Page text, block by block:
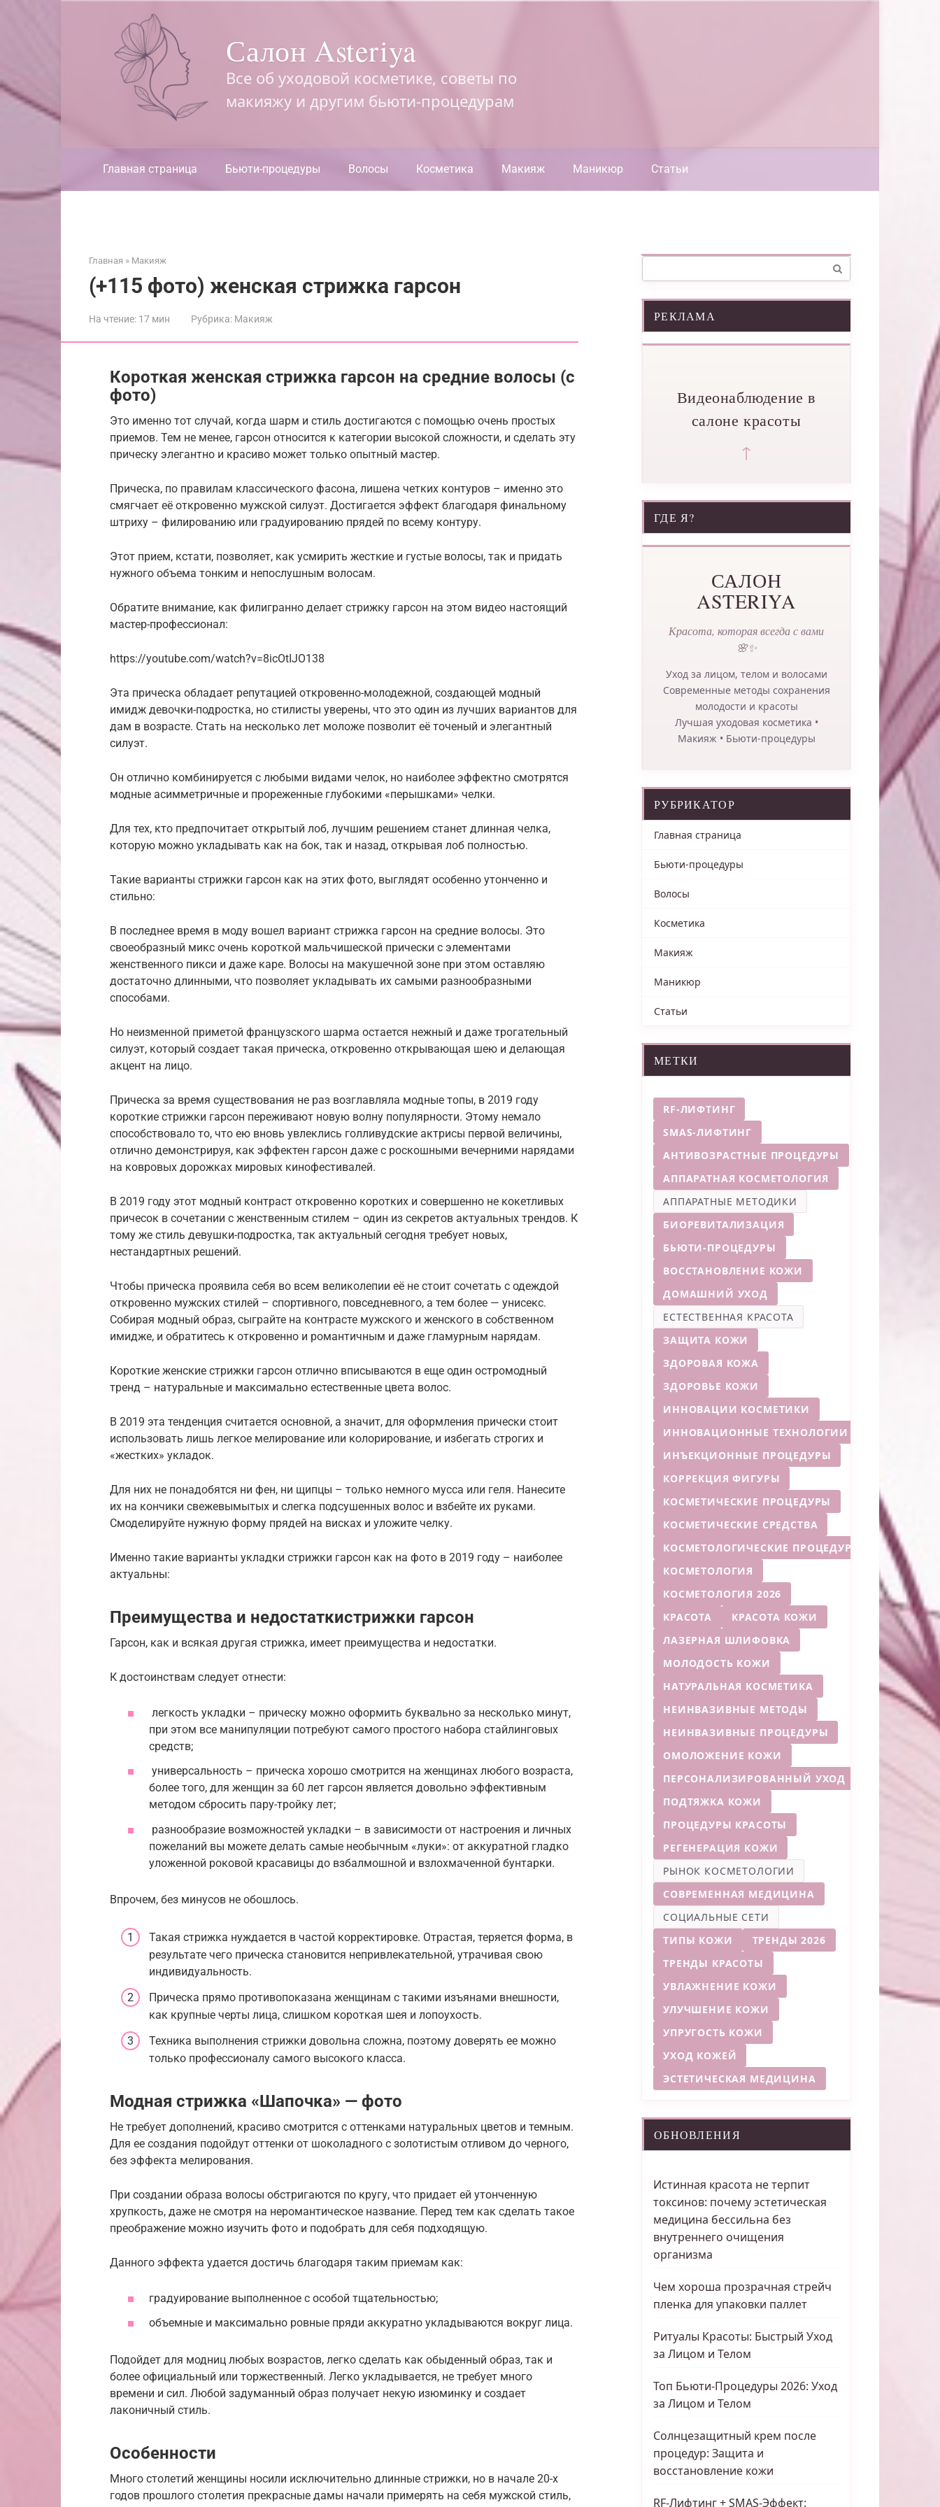
Салон Asteriya
Все об уходовой косметике, советы по
макияжу и другим бьюти-процедурам
Главная страница Бьюти-процедуры Волосы Косметика Макияж Маникюр Статьи
Главная » Макияж
(+115 фото) женская стрижка гарсон
На чтение: 17 мин Рубрика: Макияж
Короткая женская стрижка гарсон на средние волосы (с
фото)
Это именно тот случай, когда шарм и стиль достигаются с помощью очень простых
приемов. Тем не менее, гарсон относится к категории высокой сложности, и сделать эту
прическу элегантно и красиво может только опытный мастер.
Прическа, по правилам классического фасона, лишена четких контуров – именно это
смягчает её откровенно мужской силуэт. Достигается эффект благодаря финальному
штриху – филированию или градуированию прядей по всему контуру.
Этот прием, кстати, позволяет, как усмирить жесткие и густые волосы, так и придать
нужного объема тонким и непослушным волосам.
Обратите внимание, как филигранно делает стрижку гарсон на этом видео настоящий
мастер-профессионал:
https://youtube.com/watch?v=8icOtIJO138
Эта прическа обладает репутацией откровенно-молодежной, создающей модный
имидж девочки-подростка, но стилисты уверены, что это один из лучших вариантов для
дам в возрасте. Стать на несколько лет моложе позволит её точеный и элегантный
силуэт.
Он отлично комбинируется с любыми видами челок, но наиболее эффектно смотрятся
модные асимметричные и прореженные глубокими «перышками» челки.
Для тех, кто предпочитает открытый лоб, лучшим решением станет длинная челка,
которую можно укладывать как на бок, так и назад, открывая лоб полностью.
Такие варианты стрижки гарсон как на этих фото, выглядят особенно утонченно и
стильно:
В последнее время в моду вошел вариант стрижка гарсон на средние волосы. Это
своеобразный микс очень короткой мальчишеской прически с элементами
женственного пикси и даже каре. Волосы на макушечной зоне при этом оставляю
достаточно длинными, что позволяет укладывать их самыми разнообразными
способами.
Но неизменной приметой французского шарма остается нежный и даже трогательный
силуэт, который создает такая прическа, откровенно открывающая шею и делающая
акцент на лицо.
Прическа за время существования не раз возглавляла модные топы, в 2019 году
короткие стрижки гарсон переживают новую волну популярности. Этому немало
способствовало то, что ею вновь увлеклись голливудские актрисы первой величины,
отлично демонстрируя, как эффектен гарсон даже с роскошными вечерними нарядами
на ковровых дорожках мировых кинофестивалей.
В 2019 году этот модный контраст откровенно коротких и совершенно не кокетливых
причесок в сочетании с женственным стилем – один из секретов актуальных трендов. К
тому же стиль девушки-подростка, так актуальный сегодня требует новых,
нестандартных решений.
Чтобы прическа проявила себя во всем великолепии её не стоит сочетать с одеждой
откровенно мужских стилей – спортивного, повседневного, а тем более — унисекс.
Собирая модный образ, сыграйте на контрасте мужского и женского в собственном
имидже, и обратитесь к откровенно и романтичным и даже гламурным нарядам.
Короткие женские стрижки гарсон отлично вписываются в еще один остромодный
тренд – натуральные и максимально естественные цвета волос.
В 2019 эта тенденция считается основной, а значит, для оформления прически стоит
использовать лишь легкое мелирование или колорирование, и избегать строгих и
«жестких» укладок.
Для них не понадобятся ни фен, ни щипцы – только немного мусса или геля. Нанесите
их на кончики свежевымытых и слегка подсушенных волос и взбейте их руками.
Смоделируйте нужную форму прядей на висках и уложите челку.
Именно такие варианты укладки стрижки гарсон как на фото в 2019 году – наиболее
актуальны:
Преимущества и недостаткистрижки гарсон
Гарсон, как и всякая другая стрижка, имеет преимущества и недостатки.
К достоинствам следует отнести:
легкость укладки – прическу можно оформить буквально за несколько минут,
при этом все манипуляции потребуют самого простого набора стайлинговых
средств;
универсальность – прическа хорошо смотрится на женщинах любого возраста,
более того, для женщин за 60 лет гарсон является довольно эффективным
методом сбросить пару-тройку лет;
разнообразие возможностей укладки – в зависимости от настроения и личных
пожеланий вы можете делать самые необычным «луки»: от аккуратной гладко
уложенной роковой красавицы до взбалмошной и взлохмаченной бунтарки.
Впрочем, без минусов не обошлось.
Такая стрижка нуждается в частой корректировке. Отрастая, теряется форма, в
результате чего прическа становится непривлекательной, утрачивая свою
индивидуальность.
Прическа прямо противопоказана женщинам с такими изъянами внешности,
как крупные черты лица, слишком короткая шея и лопоухость.
Техника выполнения стрижки довольна сложна, поэтому доверять ее можно
только профессионалу самого высокого класса.
Модная стрижка «Шапочка» — фото
Не требует дополнений, красиво смотрится с оттенками натуральных цветов и темным.
Для ее создания подойдут оттенки от шоколадного с золотистым отливом до черного,
без эффекта мелирования.
При создании образа волосы обстригаются по кругу, что придает ей утонченную
хрупкость, даже не смотря на неромантическое название. Перед тем как сделать такое
преображение можно изучить фото и подобрать для себя подходящую.
Данного эффекта удается достичь благодаря таким приемам как:
градуирование выполненное с особой тщательностью;
объемные и максимально ровные пряди аккуратно укладываются вокруг лица.
Подойдет для модниц любых возрастов, легко сделать как обыденный образ, так и
более официальный или торжественный. Легко укладывается, не требует много
времени и сил. Любой задуманный образ получает некую изюминку и создает
лаконичный стиль.
Особенности
Много столетий женщины носили исключительно длинные стрижки, но в начале 20-х
годов прошлого столетия прекрасные дамы начали примерять на себя мужской стиль,
РЕКЛАМА
Видеонаблюдение в
салоне красоты
↑
ГДЕ Я?
САЛОН
ASTERIYA
Красота, которая всегда с вами
🌸✨
Уход за лицом, телом и волосами
Современные методы сохранения
молодости и красоты
Лучшая уходовая косметика •
Макияж • Бьюти-процедуры
РУБРИКАТОР
Главная страница
Бьюти-процедуры
Волосы
Косметика
Макияж
Маникюр
Статьи
МЕТКИ
RF-ЛИФТИНГ
SMAS-ЛИФТИНГ
АНТИВОЗРАСТНЫЕ ПРОЦЕДУРЫ
АППАРАТНАЯ КОСМЕТОЛОГИЯ
АППАРАТНЫЕ МЕТОДИКИ
БИОРЕВИТАЛИЗАЦИЯ
БЬЮТИ-ПРОЦЕДУРЫ
ВОССТАНОВЛЕНИЕ КОЖИ
ДОМАШНИЙ УХОД
ЕСТЕСТВЕННАЯ КРАСОТА
ЗАЩИТА КОЖИ
ЗДОРОВАЯ КОЖА
ЗДОРОВЬЕ КОЖИ
ИННОВАЦИИ КОСМЕТИКИ
ИННОВАЦИОННЫЕ ТЕХНОЛОГИИ
ИНЪЕКЦИОННЫЕ ПРОЦЕДУРЫ
КОРРЕКЦИЯ ФИГУРЫ
КОСМЕТИЧЕСКИЕ ПРОЦЕДУРЫ
КОСМЕТИЧЕСКИЕ СРЕДСТВА
КОСМЕТОЛОГИЧЕСКИЕ ПРОЦЕДУРЫ
КОСМЕТОЛОГИЯ
КОСМЕТОЛОГИЯ 2026
КРАСОТА
КРАСОТА КОЖИ
ЛАЗЕРНАЯ ШЛИФОВКА
МОЛОДОСТЬ КОЖИ
НАТУРАЛЬНАЯ КОСМЕТИКА
НЕИНВАЗИВНЫЕ МЕТОДЫ
НЕИНВАЗИВНЫЕ ПРОЦЕДУРЫ
ОМОЛОЖЕНИЕ КОЖИ
ПЕРСОНАЛИЗИРОВАННЫЙ УХОД
ПОДТЯЖКА КОЖИ
ПРОЦЕДУРЫ КРАСОТЫ
РЕГЕНЕРАЦИЯ КОЖИ
РЫНОК КОСМЕТОЛОГИИ
СОВРЕМЕННАЯ МЕДИЦИНА
СОЦИАЛЬНЫЕ СЕТИ
ТИПЫ КОЖИ
ТРЕНДЫ 2026
ТРЕНДЫ КРАСОТЫ
УВЛАЖНЕНИЕ КОЖИ
УЛУЧШЕНИЕ КОЖИ
УПРУГОСТЬ КОЖИ
УХОД КОЖЕЙ
ЭСТЕТИЧЕСКАЯ МЕДИЦИНА
ОБНОВЛЕНИЯ
Истинная красота не терпит
токсинов: почему эстетическая
медицина бессильна без
внутреннего очищения
организма
Чем хороша прозрачная стрейч
пленка для упаковки паллет
Ритуалы Красоты: Быстрый Уход
за Лицом и Телом
Топ Бьюти-Процедуры 2026: Уход
за Лицом и Телом
Солнцезащитный крем после
процедур: Защита и
восстановление кожи
RF-Лифтинг + SMAS-Эффект: